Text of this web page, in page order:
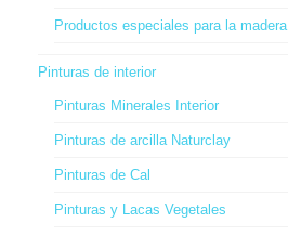
Productos especiales para la madera
Pinturas de interior
Pinturas Minerales Interior
Pinturas de arcilla Naturclay
Pinturas de Cal
Pinturas y Lacas Vegetales